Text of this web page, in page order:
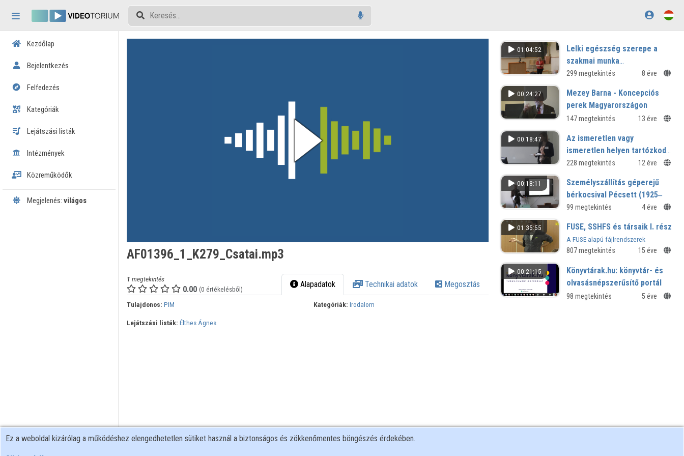
Tartalom kihagyása
Kezdőlap
Bejelentkezés
Felfedezés
Kategóriák
Lejátszási listák
Intézmények
Közreműködők
Megjelenés: világos
AF01396_1_K279_Csatai.mp3
1 megtekintés
0.00 (0 értékelésből) Alapadatok Technikai adatok Megosztás
Tulajdonos: PIM Kategóriák: Irodalom
Lejátszási listák: Élthes Ágnes
01:04:52
Lelki egészség szerepe a
szakmai munka
biztonságának megőrzésében
299 megtekintés 8 éve
00:24:27
Mezey Barna - Koncepciós
perek Magyarországon
147 megtekintés 13 éve
00:18:47
Az ismeretlen vagy
ismeretlen helyen tartózkodó
szerzők műveinek
irányelv átültetésének
tükrében
228 megtekintés 12 éve
00:18:11
Személyszállítás géperejű
bérkocsival Pécsett (1925‒
1950)
Konferencia
99 megtekintés 4 éve
01:35:55 FUSE, SSHFS és társaik I. rész
A FUSE alapú fájlrendszerek
használata
807 megtekintés 15 éve
00:21:15
Könyvtárak.hu: könyvtár- és
olvasásnépszerűsítő portál
98 megtekintés 5 éve
Ez a weboldal kizárólag a működéshez elengedhetetlen sütiket használ a biztonságos és zökkenőmentes böngészés érdekében.